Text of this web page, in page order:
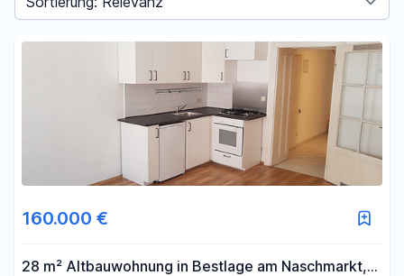
- €
Filter für Preis zurücksetzen
160.000 €
28 m² Altbauwohnung in Bestlage am Naschmarkt,